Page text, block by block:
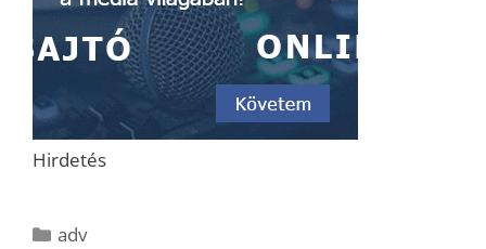
Hirdetés
Kategória
adv